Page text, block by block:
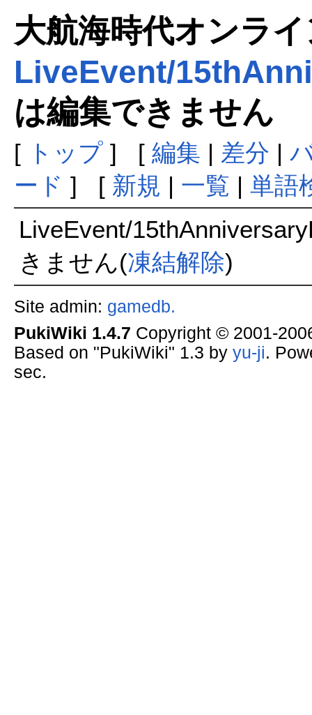
大航海時代オンラ
LiveEvent/
は編集できません
[ トップ] [ 編集 | 差分 |
ード ] [ 新規 | 一覧 | 単語
LiveEvent/
きません(凍結解除)
Site admin: gamedb.
PukiWiki 1.4.7 Copyright © 2001-
Based on "PukiWiki" 1.3 by yu-ji.
sec.